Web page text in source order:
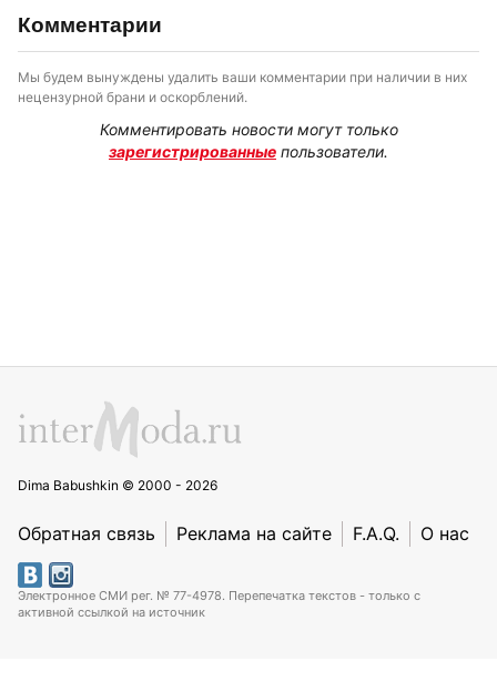
Комментарии
Мы будем вынуждены удалить ваши комментарии при наличии в них
нецензурной брани и оскорблений.
Комментировать новости могут только
зарегистрированные пользователи.
Dima Babushkin © 2000 - 2026
Обратная связь Реклама на сайте F.A.Q. О нас
Электронное СМИ рег. № 77-4978. Перепечатка текстов - только с
активной ссылкой на источник